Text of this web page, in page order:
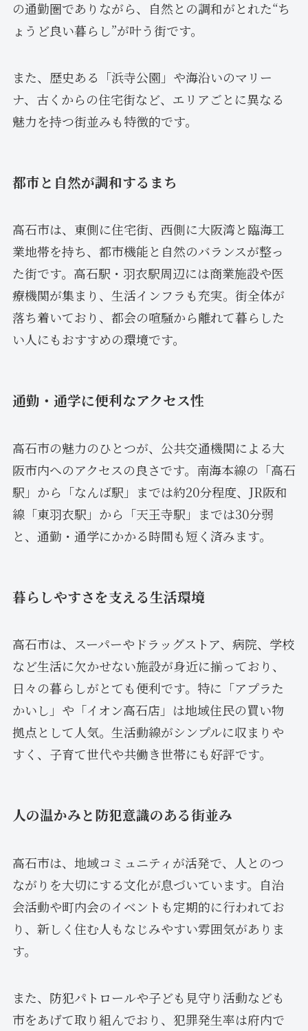
の通勤圏でありながら、自然との調和がとれた“ち
ょうど良い暮らし”が叶う街です。
また、歴史ある「浜寺公園」や海沿いのマリー
ナ、古くからの住宅街など、エリアごとに異なる
魅力を持つ街並みも特徴的です。
都市と自然が調和するまち
高石市は、東側に住宅街、西側に大阪湾と臨海工
業地帯を持ち、都市機能と自然のバランスが整っ
た街です。高石駅・羽衣駅周辺には商業施設や医
療機関が集まり、生活インフラも充実。街全体が
落ち着いており、都会の喧騒から離れて暮らした
い人にもおすすめの環境です。
通勤・通学に便利なアクセス性
高石市の魅力のひとつが、公共交通機関による大
阪市内へのアクセスの良さです。南海本線の「高石
駅」から「なんば駅」までは約20分程度、JR阪和
線「東羽衣駅」から「天王寺駅」までは30分弱
と、通勤・通学にかかる時間も短く済みます。
暮らしやすさを支える生活環境
高石市は、スーパーやドラッグストア、病院、学校
など生活に欠かせない施設が身近に揃っており、
日々の暮らしがとても便利です。特に「アプラた
かいし」や「イオン高石店」は地域住民の買い物
拠点として人気。生活動線がシンプルに収まりや
すく、子育て世代や共働き世帯にも好評です。
人の温かみと防犯意識のある街並み
高石市は、地域コミュニティが活発で、人とのつ
ながりを大切にする文化が息づいています。自治
会活動や町内会のイベントも定期的に行われてお
り、新しく住む人もなじみやすい雰囲気がありま
す。
また、防犯パトロールや子ども見守り活動なども
市をあげて取り組んでおり、犯罪発生率は府内で